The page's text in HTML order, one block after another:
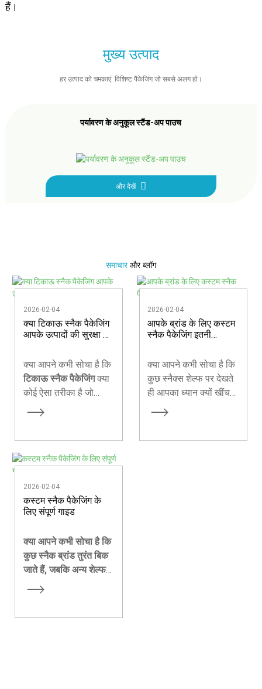
हैं।
मुख्य उत्पाद
हर उत्पाद को चमकाएं: विशिष्ट पैकेजिंग जो सबसे अलग हो।
पर्यावरण के अनुकूल स्टैंड-अप पाउच
और देखें
समाचारऔर ब्लॉग
2026-02-04
क्या टिकाऊ स्नैक पैकेजिंग
आपके उत्पादों की सुरक्षा कर
क्या आपने कभी सोचा है कि
टिकाऊ स्नैक पैकेजिंगक्या
कोई ऐसा तरीका है जो
आपके उत्पाद को पारंपरिक
बाजार में आपके ब्रांड को
कर सके?
2026-02-04
आपके ब्रांड के लिए कस्टम
स्नैक पैकेजिंग इतनी
क्या आपने कभी सोचा है कि
कुछ स्नैक्स शेल्फ पर देखते
ही आपका ध्यान क्यों खींच
लेते हैं जबकि अन्य पर किसी
2026-02-04
कस्टम स्नैक पैकेजिंग के
लिए संपूर्ण गाइड
क्या आपने कभी सोचा है कि
कुछ स्नैक ब्रांड तुरंत बिक
जाते हैं, जबकि अन्य शेल्फ
पर अनदेखे ही पड़े रहते हैं?